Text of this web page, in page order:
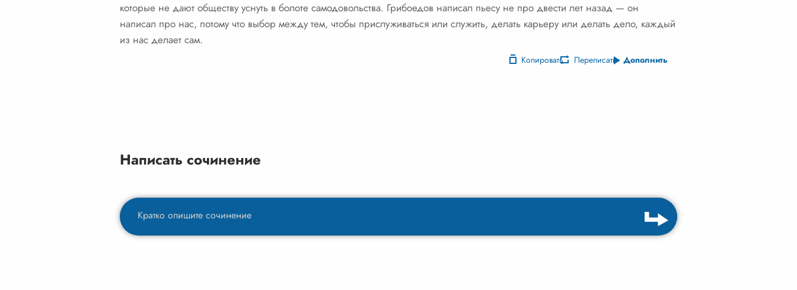
которые не дают обществу уснуть в болоте самодовольства. Грибоедов написал пьесу не про двести лет назад — он
написал про нас, потому что выбор между тем, чтобы прислуживаться или служить, делать карьеру или делать дело, каждый
из нас делает сам.
Копировать Переписать Дополнить
Написать сочинение